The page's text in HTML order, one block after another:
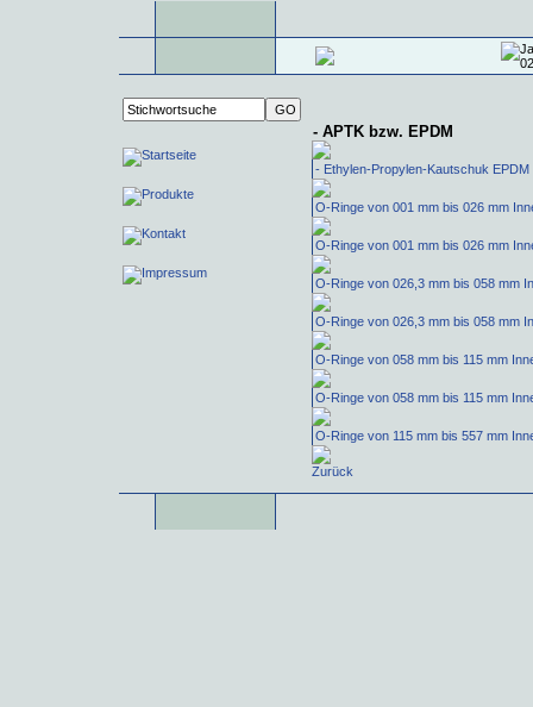
- APTK bzw. EPDM
- Ethylen-Propylen-Kautschuk EPDM
O-Ringe von 001 mm bis 026 mm
O-Ringe von 001 mm bis 026 mm
O-Ringe von 026,3 mm bis 058 mm
O-Ringe von 026,3 mm bis 058 mm
O-Ringe von 058 mm bis 115 mm
O-Ringe von 058 mm bis 115 mm
O-Ringe von 115 mm bis 557 mm
Zurück